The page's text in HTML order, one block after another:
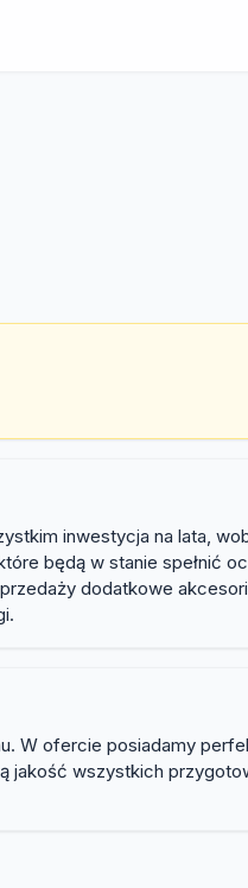
inwestycja na lata,
będą w stanie spełnić
dodatkowe
W ofercie posiadamy
jakość wszystkich